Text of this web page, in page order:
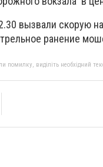
вызвали скорую
ранение
помилку, виділіть необхідний